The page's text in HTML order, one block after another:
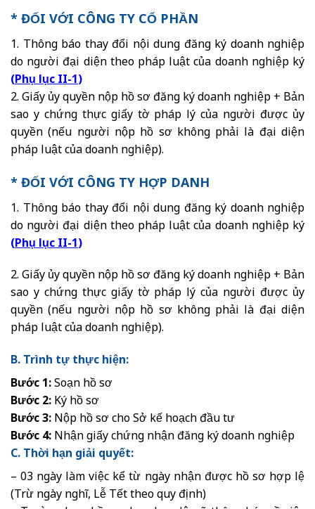
* ĐỐI VỚI CÔNG TY CỔ PHẦN
1. Thông báo thay đổi nội dung đăng ký doanh nghiệp
do người đại diện theo pháp luật của doanh nghiệp ký
(Phụ lục II-1)
2. Giấy ủy quyền nộp hồ sơ đăng ký doanh nghiệp + Bản
sao y chứng thực giấy tờ pháp lý của người được ủy
quyền (nếu người nộp hồ sơ không phải là đại diện
pháp luật của doanh nghiệp).
* ĐỐI VỚI CÔNG TY HỢP DANH
1. Thông báo thay đổi nội dung đăng ký doanh nghiệp
do người đại diện theo pháp luật của doanh nghiệp ký
(Phụ lục II-1)
2. Giấy ủy quyền nộp hồ sơ đăng ký doanh nghiệp + Bản
sao y chứng thực giấy tờ pháp lý của người được ủy
quyền (nếu người nộp hồ sơ không phải là đại diện
pháp luật của doanh nghiệp).
B. Trình tự thực hiện:
Bước 1:Soạn hồ sơ
Bước 2:Ký hồ sơ
Bước 3:Nộp hồ sơ cho Sở kế hoạch đầu tư
Bước 4:Nhận giấy chứng nhận đăng ký doanh nghiệp
C. Thời hạn giải quyết:
– 03 ngày làm việc kể từ ngày nhận được hồ sơ hợp lệ
(Trừ ngày nghĩ, Lễ Tết theo quy định)